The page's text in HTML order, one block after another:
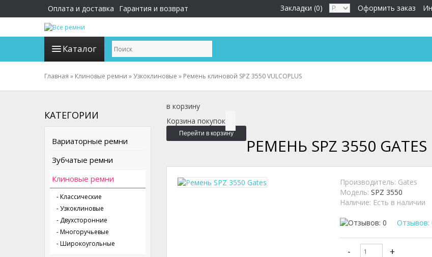
Оплата и доставка Гарантия и возврат Оформить заказ
Закладки (0)
Каталог
Главная » Клиновые ремни »Узкоклиновые » Ремень клиновой SPZ 3550 VULCOPLUS
КАТЕГОРИИ
Вариаторные ремни
Зубчатые ремни
Клиновые ремни
- Классические
- Узкоклиновые
- Двухсторонние
- Многоручьевые
- Широкоугольные
в корзину
Корзина покупок
Перейти в корзину
РЕМЕНЬ SPZ 3550 GATES
Производитель: Gates
Модель: SPZ 3550
Наличие: Есть в наличии
Отзывов: